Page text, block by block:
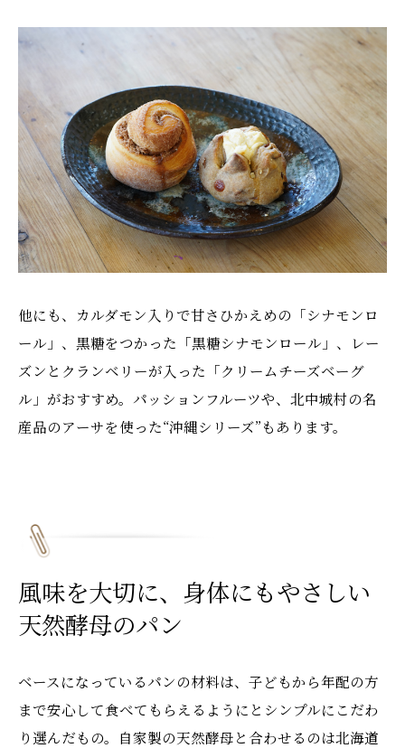
他にも、カルダモン入りで甘さひかえめの「シナモンロ
ール」、黒糖をつかった「黒糖シナモンロール」、レー
ズンとクランベリーが入った「クリームチーズベーグ
ル」がおすすめ。パッションフルーツや、北中城村の名
産品のアーサを使った“沖縄シリーズ”もあります。
風味を大切に、身体にもやさしい
天然酵母のパン
ベースになっているパンの材料は、子どもから年配の方
まで安心して食べてもらえるようにとシンプルにこだわ
り選んだもの。自家製の天然酵母と合わせるのは北海道